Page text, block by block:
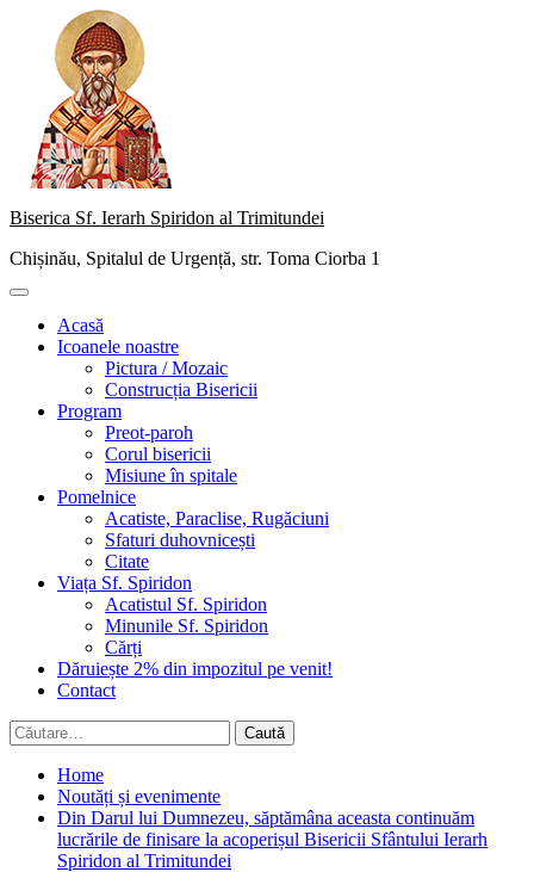
content
Biserica Sf. Ierarh Spiridon al Trimitundei
Chișinău, Spitalul de Urgență, str. Toma Ciorba 1
Primary
Acasă
Icoanele noastre
Pictura / Mozaic
Construcția Bisericii
Program
Preot-paroh
Corul bisericii
Misiune în spitale
Pomelnice
Acatiste, Paraclise, Rugăciuni
Sfaturi duhovnicești
Citate
Viața Sf. Spiridon
Acatistul Sf. Spiridon
Minunile Sf. Spiridon
Cărți
Dăruiește 2% din impozitul pe venit!
Contact
Caută
după:
Home
Noutăți și evenimente
Din Darul lui Dumnezeu, săptămâna aceasta continuăm
lucrările de finisare la acoperișul Bisericii Sfântului Ierarh
Spiridon al Trimitundei